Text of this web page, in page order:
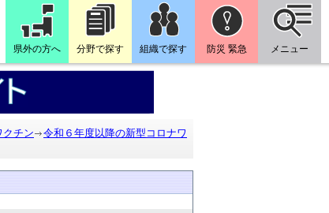
県外の方へ 分野で探す 組織で探す 防災 緊急 メニュー
クチン
令和６年度以降の新型コロナワ